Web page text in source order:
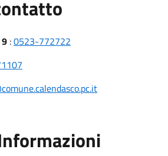
:0523-772722